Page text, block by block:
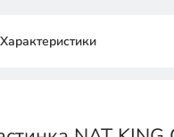
Характеристики